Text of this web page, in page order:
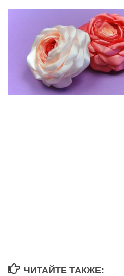
ЧИТАЙТЕ ТАКЖЕ: